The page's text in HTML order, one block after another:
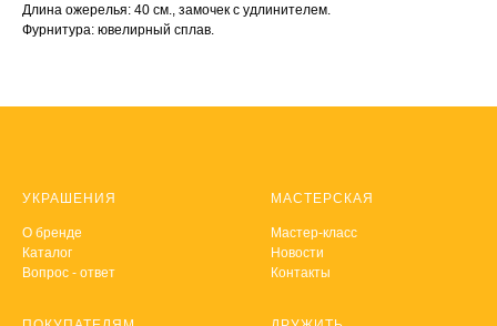
Длина ожерелья: 40 см., замочек с удлинителем.
Фурнитура: ювелирный сплав.
УКРАШЕНИЯ
О бренде
Каталог
Вопрос - ответ
МАСТЕРСКАЯ
Мастер-класс
Новости
Контакты